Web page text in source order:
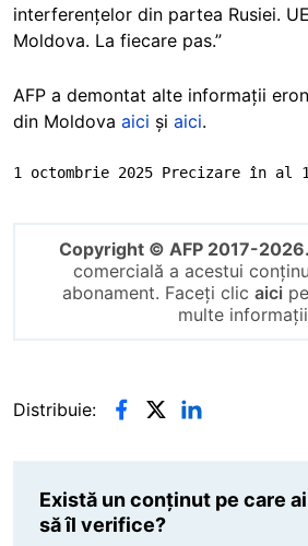
interferențelor din partea Rusiei.
Moldova. La fiecare pas.”
AFP a demontat alte informații
din Moldova aici și aici.
1 octombrie 2025 Precizare în al
Copyright © AFP 2017-2026.
comercială a acestui
abonament. Faceți clic aici
multe
Distribuie:
Există un conținut pe care
să îl verifice?